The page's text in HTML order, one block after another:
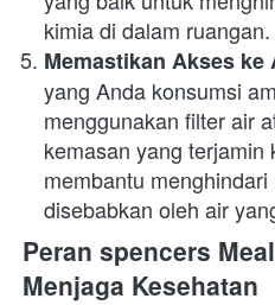
kimia di dalam ruangan.
Memastikan Akses ke
yang Anda konsumsi
menggunakan filter air
kemasan yang terjamin
membantu
disebabkan oleh air
Peran spencers
Menjaga Kesehatan